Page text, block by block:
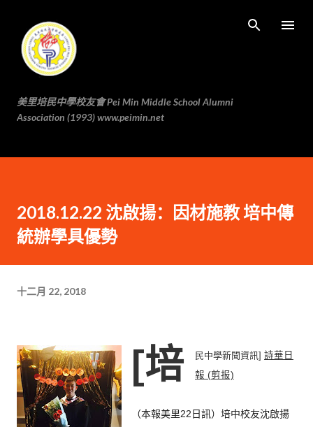
美里培民中學校友會 Pei Min Middle School Alumni
Association (1993) www.peimin.net
2018.12.22 沈啟揚：因材施教 培中傳
統辦學具優勢
十二月 22, 2018
[培 民中學新聞資訊] 詩華日
報 (剪报)
（本報美里22日訊）培中校友沈啟揚